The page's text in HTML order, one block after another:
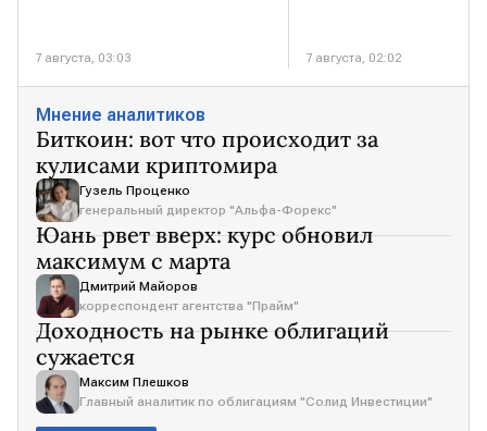
7 августа, 03:03 7 августа, 02:02
Мнение аналитиков
Биткоин: вот что происходит за
кулисами криптомира
Гузель Проценко
генеральный директор "Альфа-Форекс"
Юань рвет вверх: курс обновил
максимум с марта
Дмитрий Майоров
корреспондент агентства "Прайм"
Доходность на рынке облигаций
сужается
Максим Плешков
Главный аналитик по облигациям "Солид Инвестиции"